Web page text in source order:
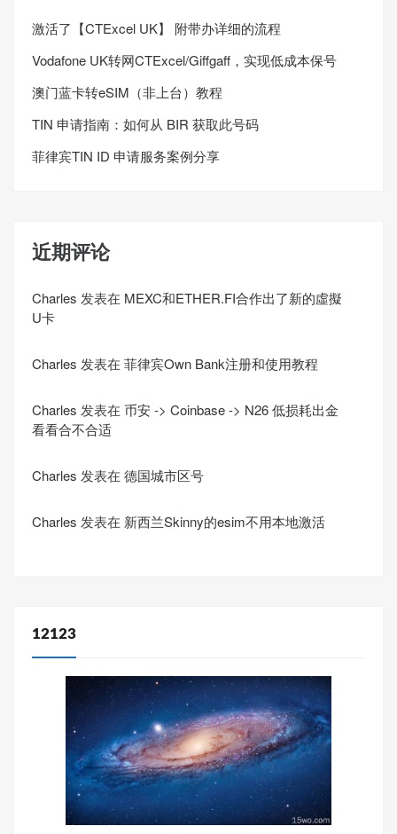
激活了【CTExcel UK】 附带办详细的流程
Vodafone UK转网CTExcel/Giffgaff，实现低成本保号
澳门蓝卡转eSIM（非上台）教程
TIN 申请指南：如何从 BIR 获取此号码
菲律宾TIN ID 申请服务案例分享
近期评论
Charles 发表在 MEXC和ETHER.FI合作出了新的虛擬
U卡
Charles 发表在 菲律宾Own Bank注册和使用教程
Charles 发表在 币安 -> Coinbase -> N26 低损耗出金
看看合不合适
Charles 发表在 德国城市区号
Charles 发表在 新西兰Skinny的esim不用本地激活
12123